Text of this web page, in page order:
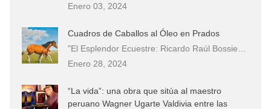
Enero 03, 2024
Cuadros de Caballos al Óleo en Prados
"El Esplendor Ecuestre: Ricardo Raúl Bossie…
Enero 28, 2024
“La vida”: una obra que sitúa al maestro
peruano Wagner Ugarte Valdivia entre las